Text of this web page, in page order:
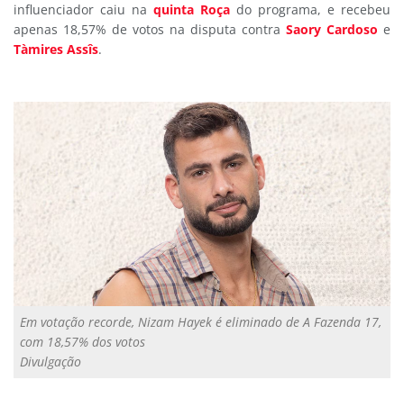
influenciador caiu na quinta Roça do programa, e recebeu
apenas 18,57% de votos na disputa contra Saory Cardoso e
Tàmires Assîs.
Em votação recorde, Nizam Hayek é eliminado de A Fazenda 17,
com 18,57% dos votos
Divulgação